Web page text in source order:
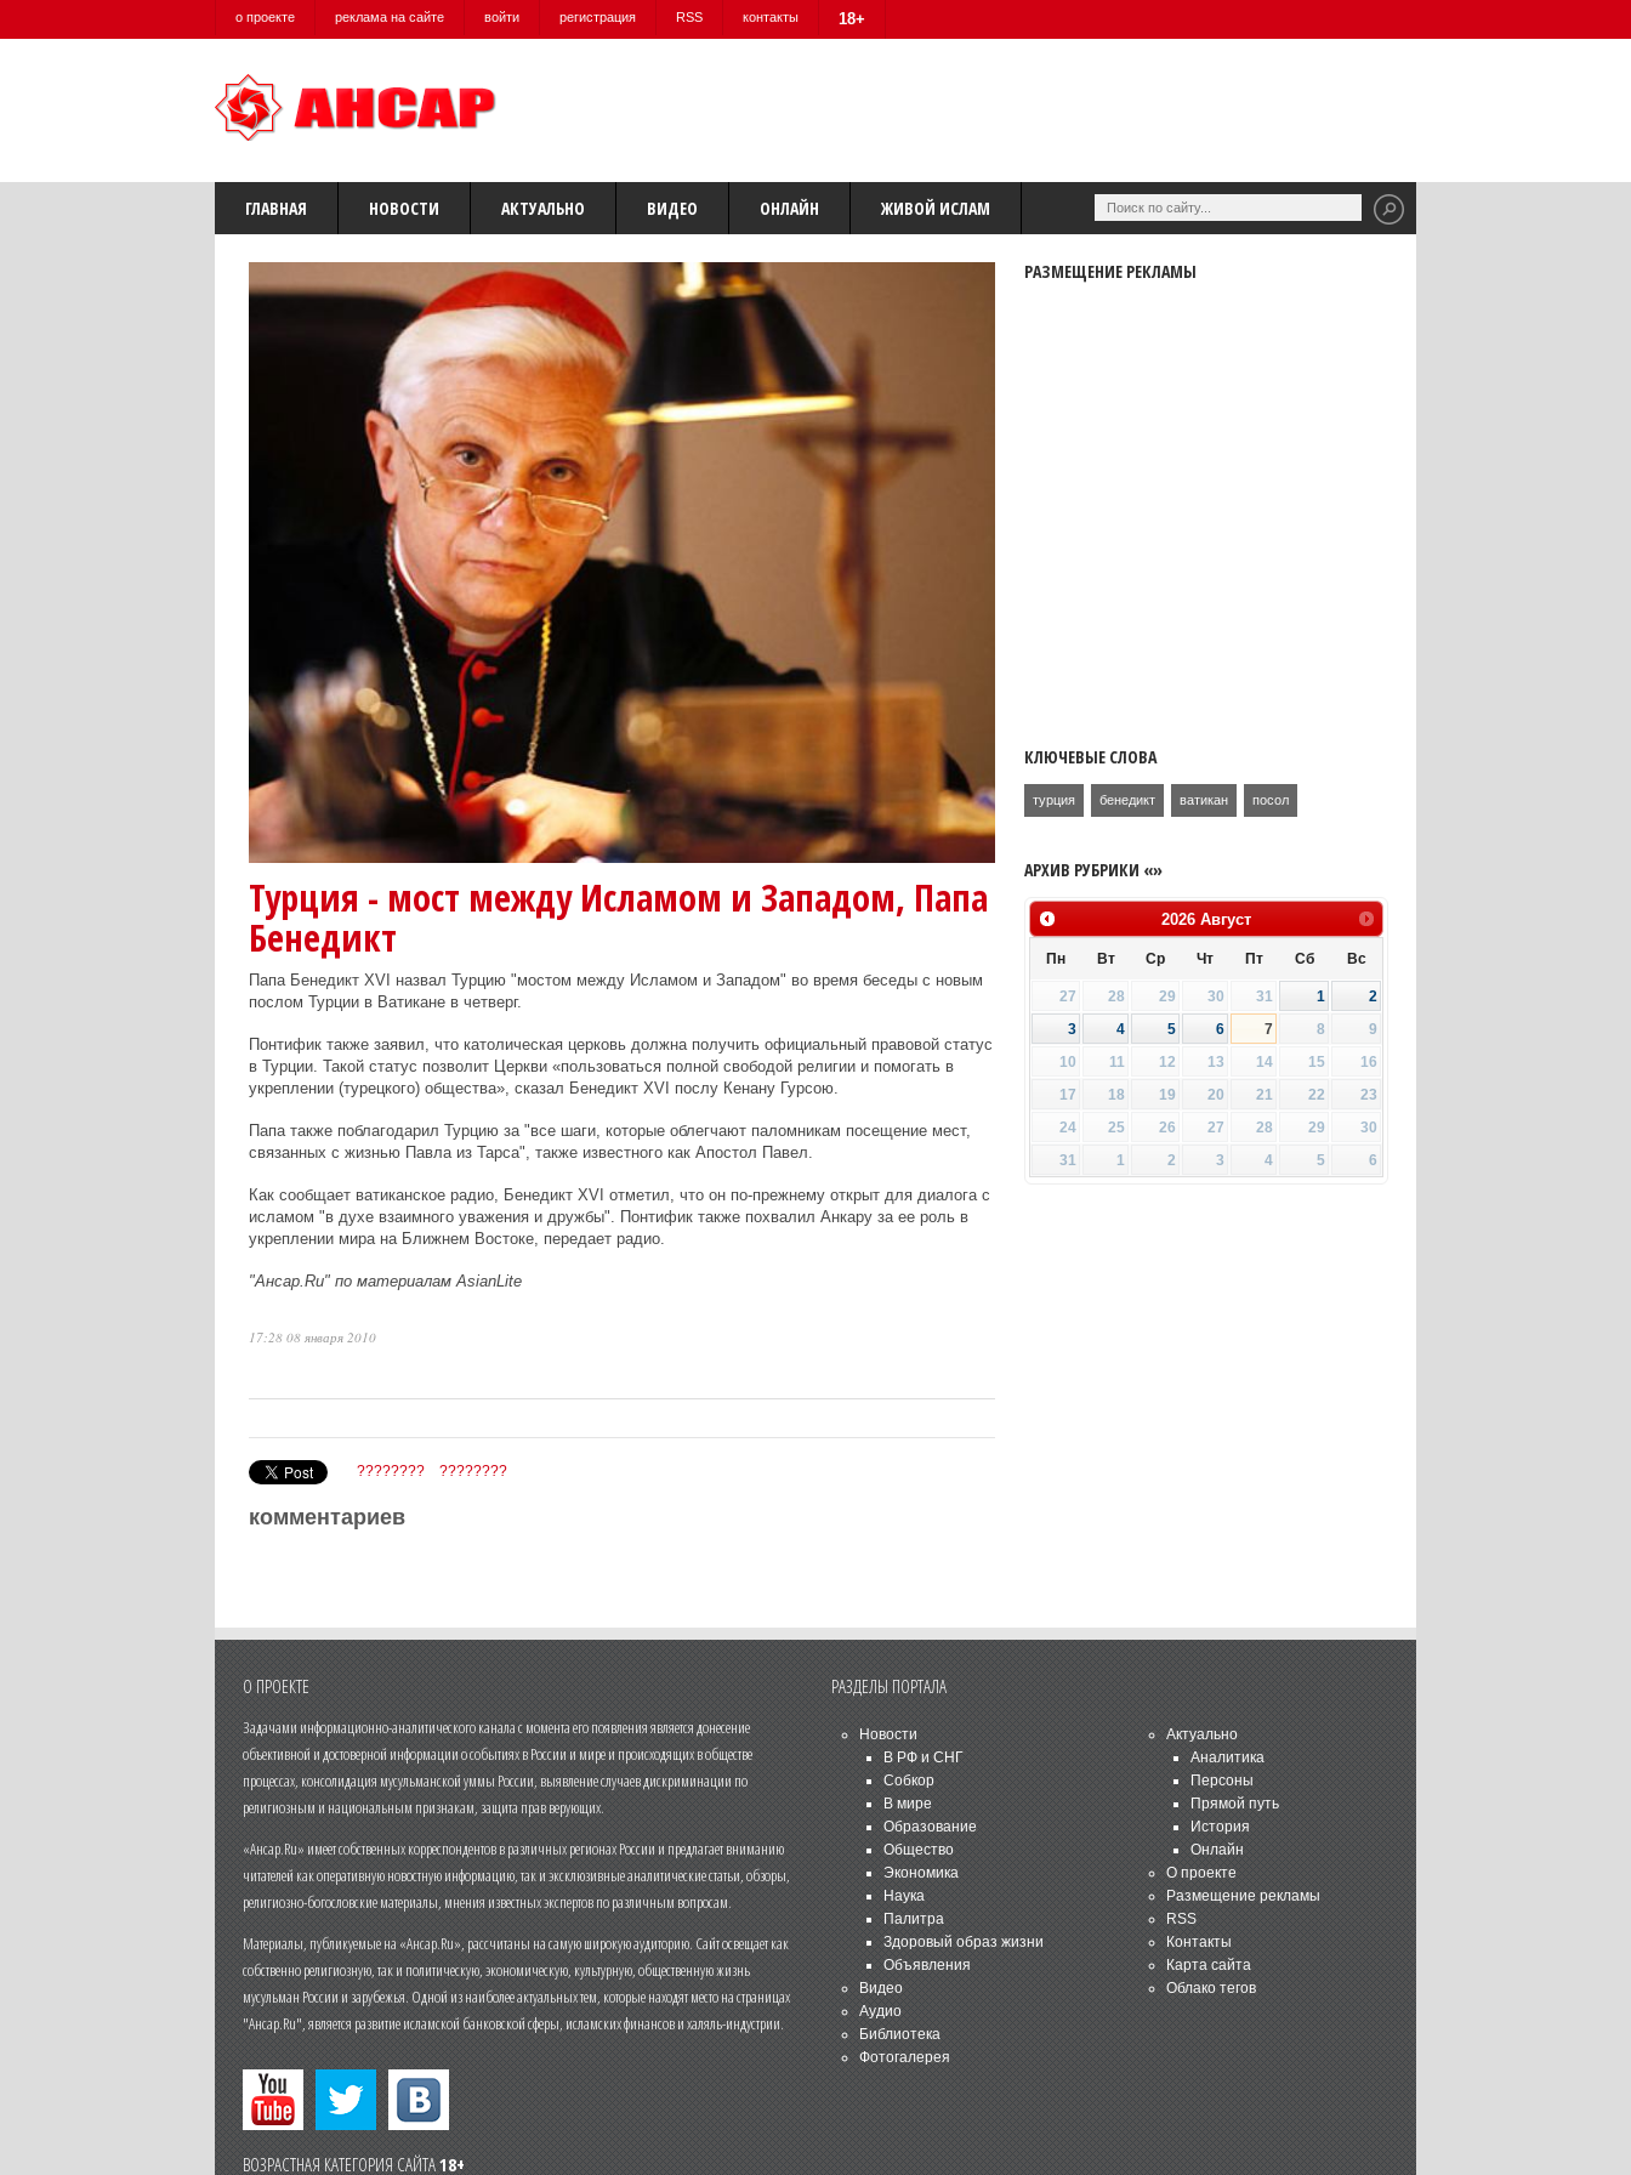
о проекте реклама на сайте войти регистрация RSS контакты 18+
ГЛАВНАЯ НОВОСТИ АКТУАЛЬНО ВИДЕО ОНЛАЙН ЖИВОЙ ИСЛАМ
Турция - мост между Исламом и Западом, Папа
Бенедикт
Папа Бенедикт XVI назвал Турцию "мостом между Исламом и Западом" во время беседы с новым
послом Турции в Ватикане в четверг.
Понтифик также заявил, что католическая церковь должна получить официальный правовой статус
в Турции. Такой статус позволит Церкви «пользоваться полной свободой религии и помогать в
укреплении (турецкого) общества», сказал Бенедикт XVI послу Кенану Гурсою.
Папа также поблагодарил Турцию за "все шаги, которые облегчают паломникам посещение мест,
связанных с жизнью Павла из Тарса", также известного как Апостол Павел.
Как сообщает ватиканское радио, Бенедикт XVI отметил, что он по-прежнему открыт для диалога с
исламом "в духе взаимного уважения и дружбы". Понтифик также похвалил Анкару за ее роль в
укреплении мира на Ближнем Востоке, передает радио.
"Ансар.Ru" по материалам AsianLite
17:28 08 января 2010
???????? ????????
комментариев
РАЗМЕЩЕНИЕ РЕКЛАМЫ
КЛЮЧЕВЫЕ СЛОВА
турция бенедикт ватикан посол
АРХИВ РУБРИКИ «»
2026 Август
Пн Вт Ср Чт Пт Сб Вс
27 28 29 30 31 1
2
3
4 5 6 7 8
9
10
11 12 13 14 15
16
17
18 19 20 21 22
23
24
25 26 27 28 29
30
31
1 2 3 4 5 6
О ПРОЕКТЕ
Задачами информационно-аналитического канала с момента его появления является донесение
объективной и достоверной информации о событиях в России и мире и происходящих в обществе
процессах, консолидация мусульманской уммы России, выявление случаев дискриминации по
религиозным и национальным признакам, защита прав верующих.
«Ансар.Ru» имеет собственных корреспондентов в различных регионах России и предлагает вниманию
читателей как оперативную новостную информацию, так и эксклюзивные аналитические статьи, обзоры,
религиозно-богословские материалы, мнения известных экспертов по различным вопросам.
Материалы, публикуемые на «Ансар.Ru», рассчитаны на самую широкую аудиторию. Сайт освещает как
собственно религиозную, так и политическую, экономическую, культурную, общественную жизнь
мусульман России и зарубежья. Одной из наиболее актуальных тем, которые находят место на страницах
"Ансар.Ru", является развитие исламской банковской сферы, исламских финансов и халяль-индустрии.
ВОЗРАСТНАЯ КАТЕГОРИЯ САЙТА18+
РАЗДЕЛЫ ПОРТАЛА
Новости
В РФ и СНГ
Собкор
В мире
Образование
Общество
Экономика
Наука
Палитра
Здоровый образ жизни
Объявления
Видео
Аудио
Библиотека
Фотогалерея
Актуально
Аналитика
Персоны
Прямой путь
История
Онлайн
О проекте
Размещение рекламы
RSS
Контакты
Карта сайта
Облако тегов